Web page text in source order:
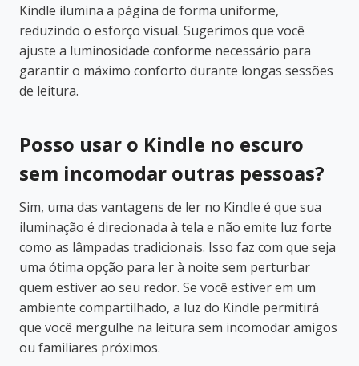
Kindle ilumina a página de forma uniforme,
reduzindo o esforço visual. Sugerimos que você
ajuste a luminosidade conforme necessário para
garantir o máximo conforto durante longas sessões
de leitura.
Posso usar o Kindle no escuro
sem incomodar outras pessoas?
Sim, uma das vantagens de ler no Kindle é que sua
iluminação é direcionada à tela e não emite luz forte
como as lâmpadas tradicionais. Isso faz com que seja
uma ótima opção para ler à noite sem perturbar
quem estiver ao seu redor. Se você estiver em um
ambiente compartilhado, a luz do Kindle permitirá
que você mergulhe na leitura sem incomodar amigos
ou familiares próximos.